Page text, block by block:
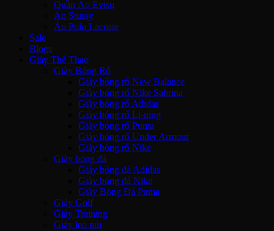
Quần Áo Evisu
Áo Stussy
Áo Polo Lacoste
Sale
Blogs
Giày Thể Thao
Giày Bóng Rổ
Giày bóng rổ New Balance
Giày bóng rổ Nike Sabrina
Giày bóng rổ Adidas
Giày bóng rổ Li-ning
Giày bóng rổ Puma
Giày bóng rổ Under Armour
Giày bóng rổ Nike
Giày bóng đá
Giày bóng đá Adidas
Giày bóng đá Nike
Giày Bóng Đá Puma
Giày Golf
Giày Training
Giày leo núi